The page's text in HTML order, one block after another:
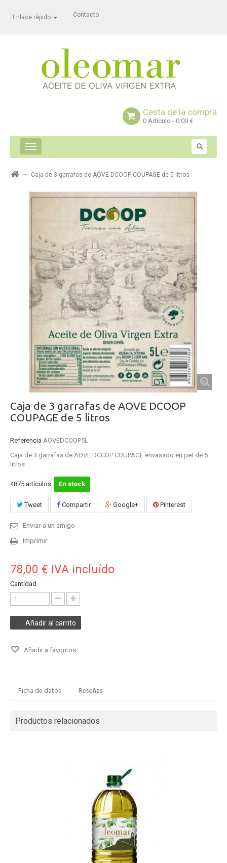
Enlace rápido Contacto
Cesta de la compra
0 Artículo - 0,00 €
Navegación
Toggle
Caja de 3 garrafas de AOVE DCOOP COUPAGE de 5 litros
Caja de 3 garrafas de AOVE DCOOP
COUPAGE de 5 litros
Referencia AOVEDCOOP5L
Caja de 3 garrafas de AOVE DCCOP COUPAGE envasado en pet de 5
litros
4875 artículos En stock
Tweet Compartir Google+ Pinterest
Enviar a un amigo
Imprimir
78,00 € IVA incluído
Cantidad
Añadir al carrito
Añadir a favoritos
Ficha de datos Reseñas
Productos relacionados